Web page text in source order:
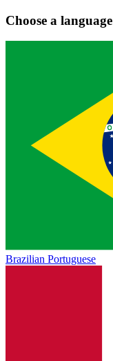
Choose a language
Brazilian Portuguese